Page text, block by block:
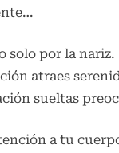
solo por la nariz.
atraes
sueltas
a tu